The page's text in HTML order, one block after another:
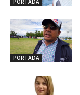
PORTADA